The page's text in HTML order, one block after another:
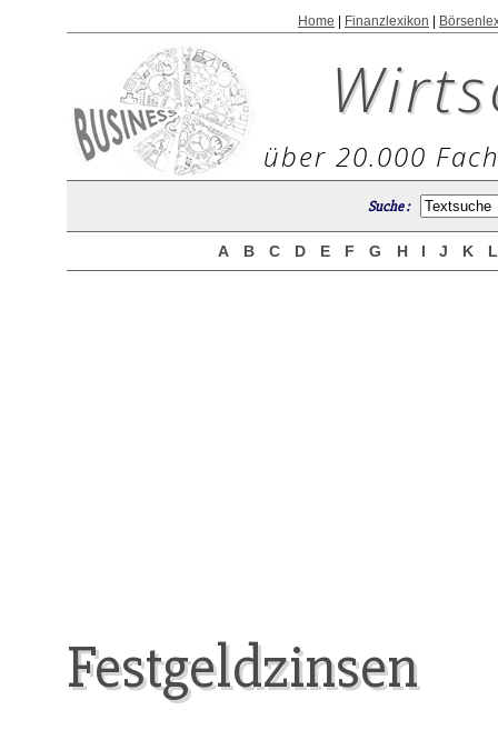
Home Finanzlexikon
über 20.000
Suche :
A B C D E F G H I J K
Festgeldzinsen